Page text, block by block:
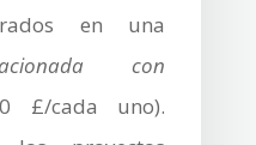
en una
con
£/cada uno).